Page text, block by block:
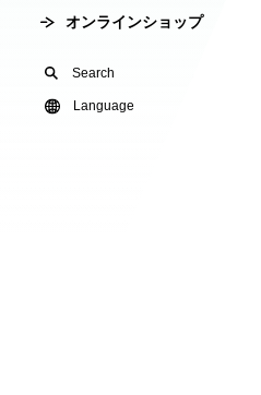
オンラインショップ
Search
Language